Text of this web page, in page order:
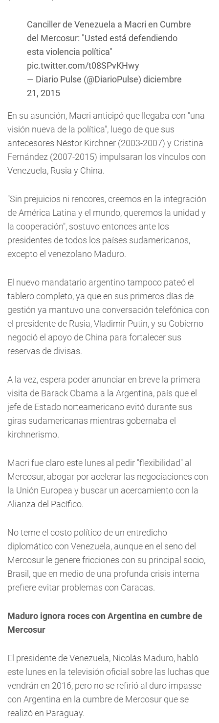
Canciller de Venezuela a Macri en Cumbre
del Mercosur: "Usted está defendiendo
esta violencia política"
pic.twitter.com/t08SPvKHwy
— Diario Pulse (@DiarioPulse) diciembre
21, 2015
En su asunción, Macri anticipó que llegaba con "una
visión nueva de la política", luego de que sus
antecesores Néstor Kirchner (2003-2007) y Cristina
Fernández (2007-2015) impulsaran los vínculos con
Venezuela, Rusia y China.
"Sin prejuicios ni rencores, creemos en la integración
de América Latina y el mundo, queremos la unidad y
la cooperación", sostuvo entonces ante los
presidentes de todos los países sudamericanos,
excepto el venezolano Maduro.
El nuevo mandatario argentino tampoco pateó el
tablero completo, ya que en sus primeros días de
gestión ya mantuvo una conversación telefónica con
el presidente de Rusia, Vladimir Putin, y su Gobierno
negoció el apoyo de China para fortalecer sus
reservas de divisas.
A la vez, espera poder anunciar en breve la primera
visita de Barack Obama a la Argentina, país que el
jefe de Estado norteamericano evitó durante sus
giras sudamericanas mientras gobernaba el
kirchnerismo.
Macri fue claro este lunes al pedir "flexibilidad" al
Mercosur, abogar por acelerar las negociaciones con
la Unión Europea y buscar un acercamiento con la
Alianza del Pacífico.
No teme el costo político de un entredicho
diplomático con Venezuela, aunque en el seno del
Mercosur le genere fricciones con su principal socio,
Brasil, que en medio de una profunda crisis interna
prefiere evitar problemas con Caracas.
Maduro ignora roces con Argentina en cumbre de
Mercosur
El presidente de Venezuela, Nicolás Maduro, habló
este lunes en la televisión oficial sobre las luchas que
vendrán en 2016, pero no se refirió al duro impasse
con Argentina en la cumbre de Mercosur que se
realizó en Paraguay.